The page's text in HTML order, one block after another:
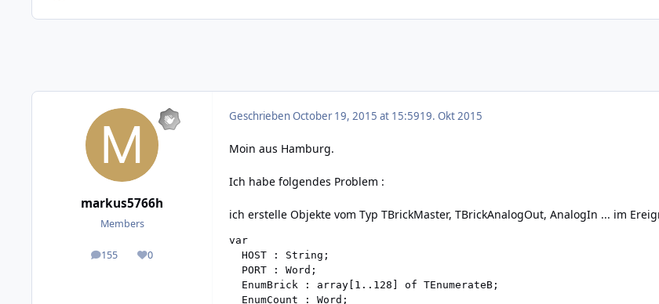
markus5766h
Members
155
posts 0
Reputation
GeschriebenOctober 19, 2015 at 15:5919. Okt 2015
Moin aus Hamburg.
Ich habe folgendes Problem :
ich erstelle Objekte vom Typ TBrickMaster, TBrickAnalogOut, AnalogIn ... im
var
HOST : String;
PORT : Word;
EnumBrick : array[1..128] of TEnumerateB;
EnumCount : Word;